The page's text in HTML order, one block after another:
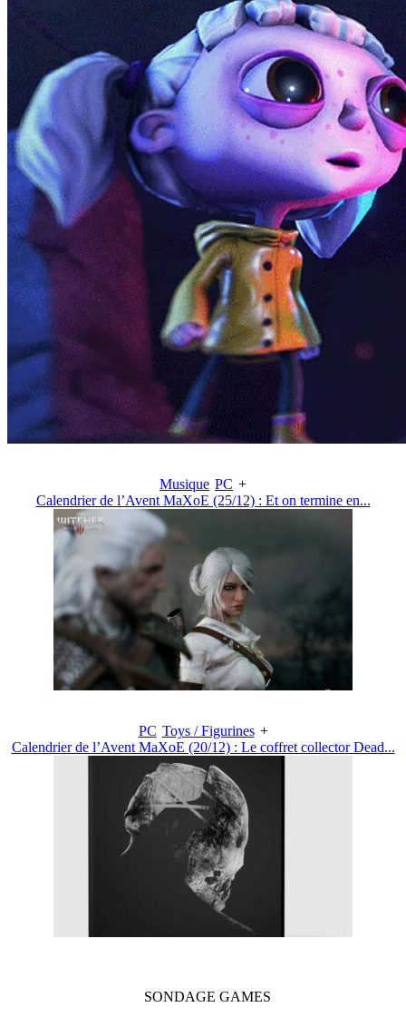
Musique PC +
Calendrier de l’Avent MaXoE (25/12) : Et on termine en...
PC Toys / Figurines +
Calendrier de l’Avent MaXoE (20/12) : Le coffret collector Dead...
SONDAGE GAMES